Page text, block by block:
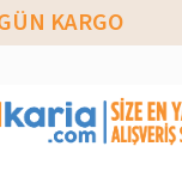
KARGO